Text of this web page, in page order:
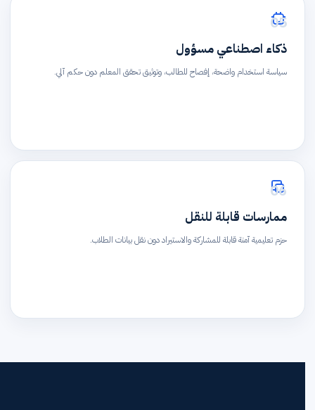
05
ذكاء اصطناعي مسؤول
سياسة استخدام واضحة، إفصاح للطالب، وتوثيق تحقق المعلم دون حكم آلي.
06
ممارسات قابلة للنقل
حزم تعليمية آمنة قابلة للمشاركة والاستيراد دون نقل بيانات الطلاب.